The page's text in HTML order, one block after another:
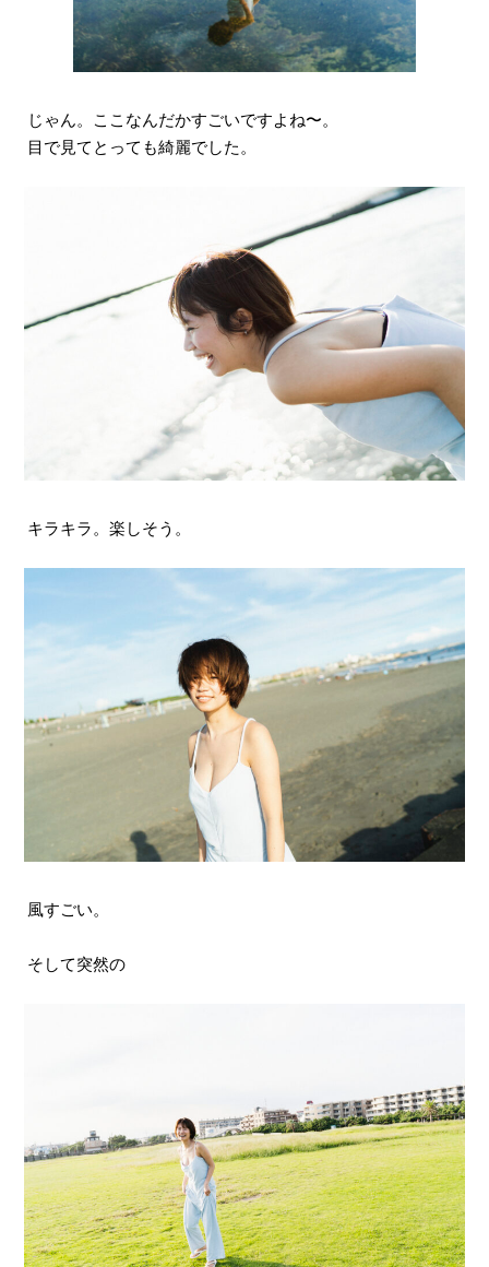
じゃん。ここなんだかすごいですよね〜。
目で見てとっても綺麗でした。
キラキラ。楽しそう。
風すごい。
そして突然の